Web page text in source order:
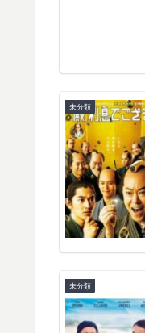
未分類
未分類